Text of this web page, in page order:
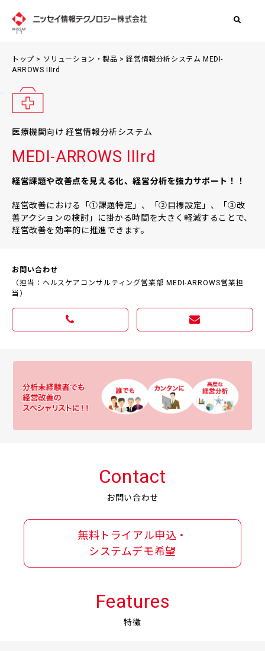
トップ > ソリューション・製品 > 経営情報分析システム MEDI-
ARROWS IIIrd
医療機関向け 経営情報分析システム
MEDI-ARROWS IIIrd
経営課題や改善点を見える化、経営分析を強力サポート！！
経営改善における「①課題特定」、「②目標設定」、「③改
善アクションの検討」に掛かる時間を大きく軽減することで、
経営改善を効率的に推進できます。
お問い合わせ
（担当：ヘルスケアコンサルティング営業部 MEDI-ARROWS営業担
当）
Contact
お問い合わせ
無料トライアル申込・
システムデモ希望
Features
特徴